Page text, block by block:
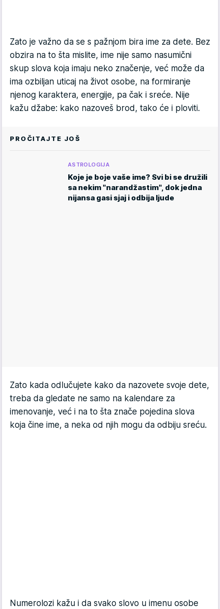
Zato je važno da se s pažnjom bira ime za dete. Bez
obzira na to šta mislite, ime nije samo nasumični
skup slova koja imaju neko značenje, već može da
ima ozbiljan uticaj na život osobe, na formiranje
njenog karaktera, energije, pa čak i sreće. Nije
kažu džabe: kako nazoveš brod, tako će i ploviti.
PROČITAJTE JOŠ
ASTROLOGIJA
Koje je boje vaše ime? Svi bi se družili
sa nekim "narandžastim", dok jedna
nijansa gasi sjaj i odbija ljude
Zato kada odlučujete kako da nazovete svoje dete,
treba da gledate ne samo na kalendare za
imenovanje, već i na to šta znače pojedina slova
koja čine ime, a neka od njih mogu da odbiju sreću.
Numerolozi kažu i da svako slovo u imenu osobe